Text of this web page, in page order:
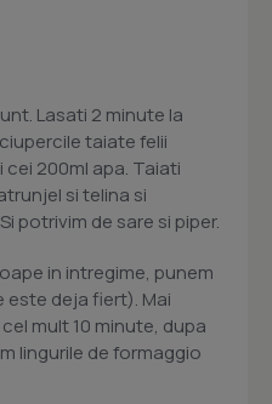
Lasati 2 minute la
taiate felii
200ml apa. Taiati
si telina si
potrivim de sare si piper.
in intregime, punem
deja fiert). Mai
mult 10 minute, dupa
lingurile de formaggio